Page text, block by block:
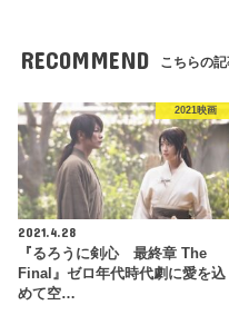
RECOMMEND こちらの記
2021映画
2021.4.28
『るろうに剣心 最終章 The
Final』ゼロ年代時代劇に愛を込
めて空…